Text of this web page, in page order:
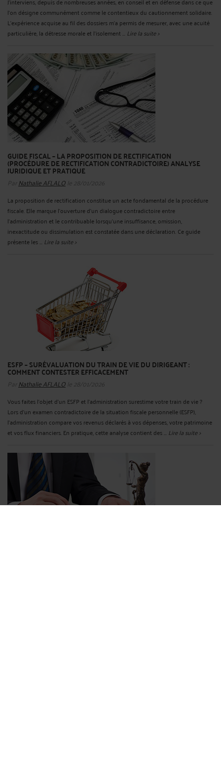
l’on désigne communément comme le contentieux du cautionnement solidaire.
L’expérience acquise au fil des dossiers m’a permis de mesurer, avec une acuité
particulière, la détresse morale et l’isolement ... Lire la suite >
GUIDE FISCAL – LA PROPOSITION DE RECTIFICATION
(PROCÉDURE DE RECTIFICATION CONTRADICTOIRE) ANALYSE
JURIDIQUE ET PRATIQUE
Par Nathalie AFLALO le 28/01/2026
La proposition de rectification constitue un acte fondamental de la procédure
fiscale. Elle marque l’ouverture d’un dialogue contradictoire entre
l’administration et le contribuable lorsqu’une insuffisance, omission,
inexactitude ou dissimulation est constatée dans une déclaration. Ce guide
présente les ... Lire la suite >
ESFP – SURÉVALUATION DU TRAIN DE VIE DU DIRIGEANT :
COMMENT CONTESTER EFFICACEMENT
Par Nathalie AFLALO le 28/01/2026
Vous faites l’objet d’un ESFP et l’administration surestime votre train de vie ?
Lors d’un examen contradictoire de la situation fiscale personnelle (ESFP),
l’administration compare vos revenus déclarés à vos dépenses, votre patrimoine
et vos flux financiers. En pratique, cette analyse contient des ... Lire la suite >